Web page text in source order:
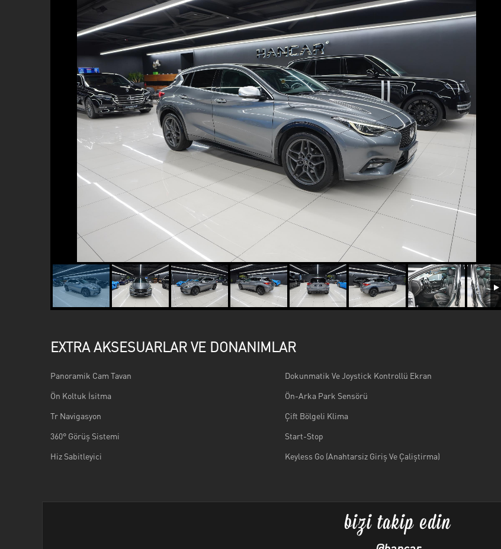
EXTRA AKSESUARLAR VE DONANIMLAR
Panoramik Cam Tavan
Ön Koltuk İsitma
Tr Navigasyon
360° Görüş Sistemi
Hiz Sabitleyici
Dokunmatik Ve Joystick Kontrollü Ekran
Ön-Arka Park Sensörü
Çift Bölgeli Klima
Start-Stop
Keyless Go (Anahtarsiz Giriş Ve Çaliştirma)
bizi takip edin